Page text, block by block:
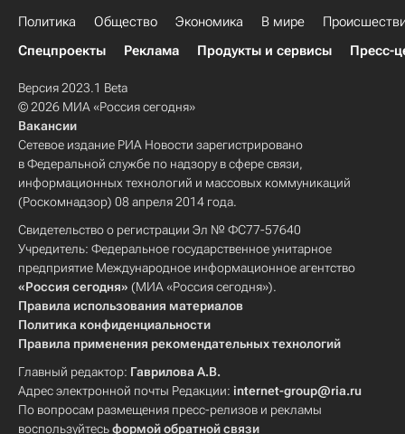
Политика Общество Экономика В мире
Спецпроекты
Реклама Продукты и сервисы Пресс-
Версия 2023.1 Beta
© 2026 МИА «Россия сегодня»
Вакансии
Сетевое издание РИА Новости зарегистрировано
в Федеральной службе по надзору в сфере связи,
информационных технологий и массовых коммуникаций
(Роскомнадзор) 08 апреля 2014 года.
Свидетельство о регистрации Эл № ФС77-57640
Учредитель: Федеральное государственное унитарное
предприятие Международное информационное агентство
«Россия сегодня» (МИА «Россия сегодня»).
Правила использования материалов
Политика конфиденциальности
Правила применения рекомендательных технологий
Главный редактор: Гаврилова А.В.
Адрес электронной почты Редакции: internet-group@ria.ru
По вопросам размещения пресс-релизов и рекламы
воспользуйтесьформой обратной связи